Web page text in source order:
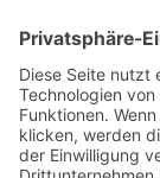
Hersteller
Fehlerliste